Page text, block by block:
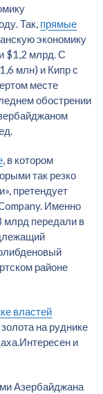
Так, прямые
экономику
$1,2 млрд. С
млн) и Кипр с
месте
обострении
, в котором
так резко
претендует
Именно
млрд передали в
районе
властей
на руднике
и
Азербайджана